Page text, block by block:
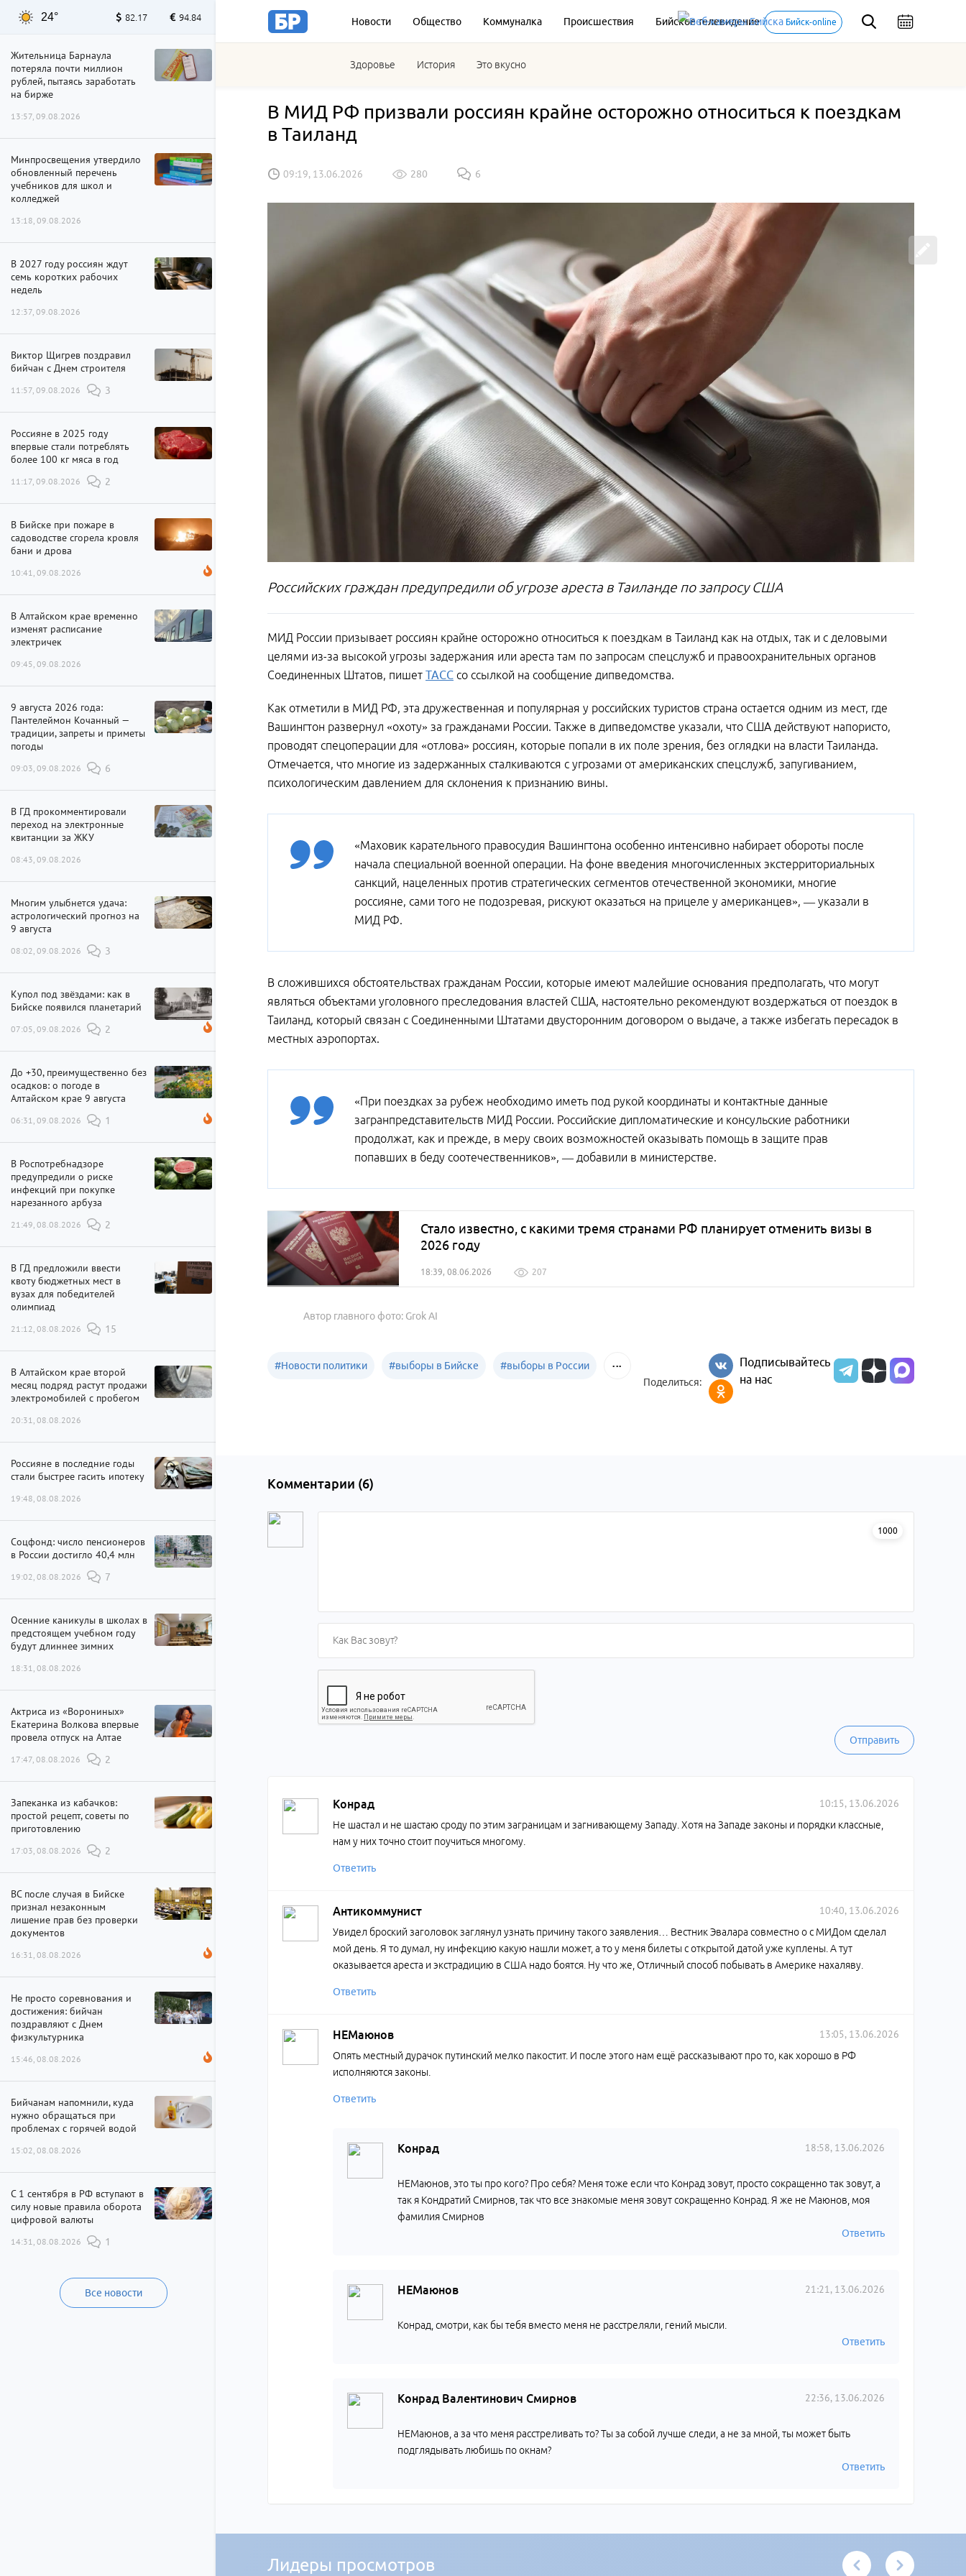
Новости Общество Коммуналка Происшествия Бийское телевидение Бийск-online
Здоровье История Это вкусно
24° 82.17 94.84
Жительница Барнаула
потеряла почти миллион
рублей, пытаясь заработать
на бирже
13:57, 09.08.2026
Минпросвещения утвердило
обновленный перечень
учебников для школ и
колледжей
13:18, 09.08.2026
В 2027 году россиян ждут
семь коротких рабочих
недель
12:37, 09.08.2026
Виктор Щигрев поздравил
бийчан с Днем строителя
11:57, 09.08.2026 3
Россияне в 2025 году
впервые стали потреблять
более 100 кг мяса в год
11:17, 09.08.2026 2
В Бийске при пожаре в
садоводстве сгорела кровля
бани и дрова
10:41, 09.08.2026
В Алтайском крае временно
изменят расписание
электричек
09:45, 09.08.2026
9 августа 2026 года:
Пантелеймон Кочанный —
традиции, запреты и приметы
погоды
09:03, 09.08.2026 6
В ГД прокомментировали
переход на электронные
квитанции за ЖКУ
08:43, 09.08.2026
Многим улыбнется удача:
астрологический прогноз на
9 августа
08:02, 09.08.2026 3
Купол под звёздами: как в
Бийске появился планетарий
07:05, 09.08.2026 2
До +30, преимущественно без
осадков: о погоде в
Алтайском крае 9 августа
06:31, 09.08.2026 1
В Роспотребнадзоре
предупредили о риске
инфекций при покупке
нарезанного арбуза
21:49, 08.08.2026 2
В ГД предложили ввести
квоту бюджетных мест в
вузах для победителей
олимпиад
21:12, 08.08.2026 15
В Алтайском крае второй
месяц подряд растут продажи
электромобилей с пробегом
20:31, 08.08.2026
Россияне в последние годы
стали быстрее гасить ипотеку
19:48, 08.08.2026
Соцфонд: число пенсионеров
в России достигло 40,4 млн
19:02, 08.08.2026 7
Осенние каникулы в школах в
предстоящем учебном году
будут длиннее зимних
18:31, 08.08.2026
Актриса из «Ворониных»
Екатерина Волкова впервые
провела отпуск на Алтае
17:47, 08.08.2026 2
Запеканка из кабачков:
простой рецепт, советы по
приготовлению
17:03, 08.08.2026 2
ВС после случая в Бийске
признал незаконным
лишение прав без проверки
документов
16:31, 08.08.2026
Не просто соревнования и
достижения: бийчан
поздравляют с Днем
физкультурника
15:46, 08.08.2026
Бийчанам напомнили, куда
нужно обращаться при
проблемах с горячей водой
15:02, 08.08.2026
С 1 сентября в РФ вступают в
силу новые правила оборота
цифровой валюты
14:31, 08.08.2026 1
Все новости
В МИД РФ призвали россиян крайне осторожно относиться к поездкам
в Таиланд
09:19, 13.06.2026 280 6
Российских граждан предупредили об угрозе ареста в Таиланде по запросу США
МИД России призывает россиян крайне осторожно относиться к поездкам в Таиланд как на отдых, так и с деловыми
целями из-за высокой угрозы задержания или ареста там по запросам спецслужб и правоохранительных органов
Соединенных Штатов, пишет ТАСС со ссылкой на сообщение дипведомства.
Как отметили в МИД РФ, эта дружественная и популярная у российских туристов страна остается одним из мест, где
Вашингтон развернул «охоту» за гражданами России. Также в дипведомстве указали, что США действуют напористо,
проводят спецоперации для «отлова» россиян, которые попали в их поле зрения, без оглядки на власти Таиланда.
Отмечается, что многие из задержанных сталкиваются с угрозами от американских спецслужб, запугиванием,
психологическим давлением для склонения к признанию вины.
«Маховик карательного правосудия Вашингтона особенно интенсивно набирает обороты после
начала специальной военной операции. На фоне введения многочисленных экстерриториальных
санкций, нацеленных против стратегических сегментов отечественной экономики, многие
россияне, сами того не подозревая, рискуют оказаться на прицеле у американцев», — указали в
МИД РФ.
В сложившихся обстоятельствах гражданам России, которые имеют малейшие основания предполагать, что могут
являться объектами уголовного преследования властей США, настоятельно рекомендуют воздержаться от поездок в
Таиланд, который связан с Соединенными Штатами двусторонним договором о выдаче, а также избегать пересадок в
местных аэропортах.
«При поездках за рубеж необходимо иметь под рукой координаты и контактные данные
загранпредставительств МИД России. Российские дипломатические и консульские работники
продолжат, как и прежде, в меру своих возможностей оказывать помощь в защите прав
попавших в беду соотечественников», — добавили в министерстве.
Стало известно, с какими тремя странами РФ планирует отменить визы в
2026 году
18:39, 08.06.2026 207
Автор главного фото: Grok AI
#Новости политики #выборы в Бийске #выборы в России
Поделиться:
Подписывайтесь
на нас
Комментарии (6)
1000
Отправить
Конрад 10:15, 13.06.2026
Не шастал и не шастаю сроду по этим заграницам и загнивающему Западу. Хотя на Западе законы и порядки классные,
нам у них точно стоит поучиться многому.
Ответить
Антикоммунист 10:40, 13.06.2026
Увидел броский заголовок заглянул узнать причину такого заявления… Вестник Эвалара совместно о с МИДом сделал
мой день. Я то думал, ну инфекцию какую нашли может, а то у меня билеты с открытой датой уже куплены. А тут
оказывается ареста и экстрадицию в США надо боятся. Ну что же, Отличный способ побывать в Америке нахаляву.
Ответить
НЕМаюнов 13:05, 13.06.2026
Опять местный дурачок путинский мелко пакостит. И после этого нам ещё рассказывают про то, как хорошо в РФ
исполняются законы.
Ответить
Конрад 18:58, 13.06.2026
НЕМаюнов, это ты про кого? Про себя? Меня тоже если что Конрад зовут, просто сокращенно так зовут, а
так я Кондратий Смирнов, так что все знакомые меня зовут сокращенно Конрад. Я же не Маюнов, моя
фамилия Смирнов
Ответить
НЕМаюнов 21:21, 13.06.2026
Конрад, смотри, как бы тебя вместо меня не расстреляли, гений мысли.
Ответить
Конрад Валентинович Смирнов 22:36, 13.06.2026
НЕМаюнов, а за что меня расстреливать то? Ты за собой лучше следи, а не за мной, ты может быть
подглядывать любишь по окнам?
Ответить
Лидеры просмотров